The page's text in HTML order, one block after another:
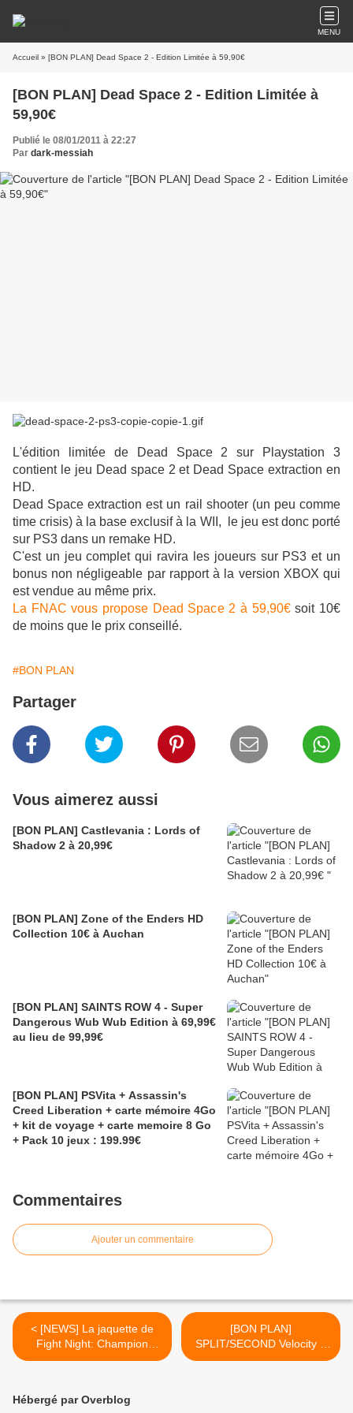
MENU
Accueil » [BON PLAN] Dead Space 2 - Edition Limitée à 59,90€
[BON PLAN] Dead Space 2 - Edition Limitée à
59,90€
Publié le 08/01/2011 à 22:27
Par dark-messiah
L'édition limitée de Dead Space 2 sur Playstation 3
contient le jeu Dead space 2 et Dead Space extraction en
HD.
Dead Space extraction est un rail shooter (un peu comme
time crisis) à la base exclusif à la WII, le jeu est donc porté
sur PS3 dans un remake HD.
C'est un jeu complet qui ravira les joueurs sur PS3 et un
bonus non négligeable par rapport à la version XBOX qui
est vendue au même prix.
La FNAC vous propose Dead Space 2 à 59,90€soit 10€
de moins que le prix conseillé.
#BON PLAN
Partager
Vous aimerez aussi
[BON PLAN] Castlevania : Lords of
Shadow 2 à 20,99€
[BON PLAN] Zone of the Enders HD
Collection 10€ à Auchan
[BON PLAN] SAINTS ROW 4 - Super
Dangerous Wub Wub Edition à 69,99€
au lieu de 99,99€
[BON PLAN] PSVita + Assassin's
Creed Liberation + carte mémoire 4Go
+ kit de voyage + carte memoire 8 Go
+ Pack 10 jeux : 199.99€
Commentaires
Ajouter un commentaire
< [NEWS] La jaquette de
Fight Night: Champion
dévoilée
[BON PLAN]
SPLIT/SECOND Velocity à
30€ >
Hébergé par Overblog